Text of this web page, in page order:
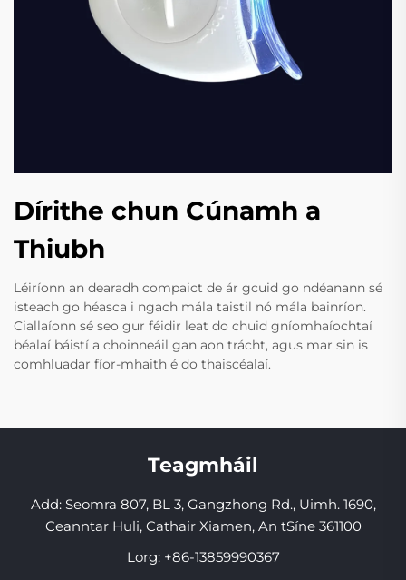
Dírithe chun Cúnamh a
Thiubh
Léiríonn an dearadh compaict de ár gcuid go ndéanann sé
isteach go héasca i ngach mála taistil nó mála bainríon.
Ciallaíonn sé seo gur féidir leat do chuid gníomhaíochtaí
béalaí báistí a choinneáil gan aon trácht, agus mar sin is
comhluadar fíor-mhaith é do thaiscéalaí.
Teagmháil
Add: Seomra 807, BL 3, Gangzhong Rd., Uimh. 1690,
Ceanntar Huli, Cathair Xiamen, An tSíne 361100
Lorg: +86-13859990367